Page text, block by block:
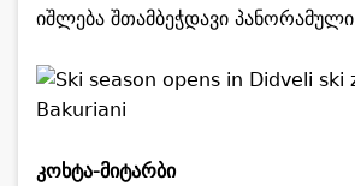
იშლება შთამბეჭდავი
კოხტა-მიტარბი